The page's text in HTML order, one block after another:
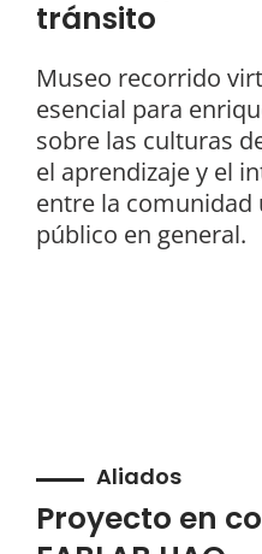
tránsito
Museo recorrido
esencial para
sobre las culturas
el aprendizaje y el
entre la comunidad
público en general.
Aliados
Proyecto en